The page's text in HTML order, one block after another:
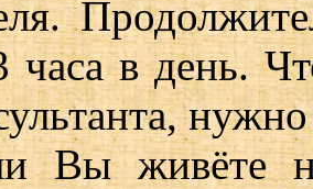
часа в день.
Вы живёте